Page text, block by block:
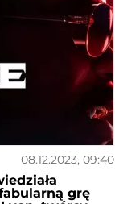
08.12.2023, 09:40
grę